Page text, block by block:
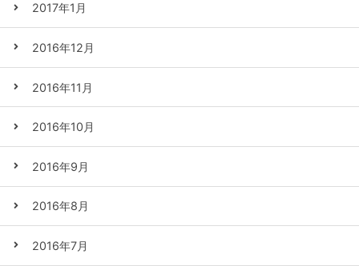
2017年1月
2016年12月
2016年11月
2016年10月
2016年9月
2016年8月
2016年7月